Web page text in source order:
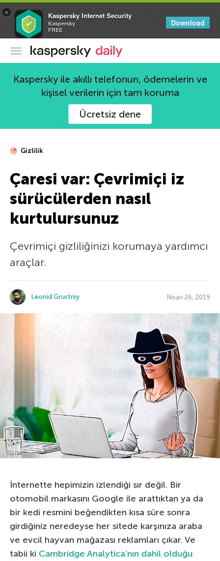
× Kaspersky Internet Security
Kaspersky
FREE
Download
Kaspersky Resmi Blogu
Kaspersky ile akıllı telefonun, ödemelerin ve
kişisel verilerin için tam koruma
Ücretsiz dene
Gizlilik
Çaresi var: Çevrimiçi iz
sürücülerden nasıl
kurtulursunuz
Çevrimiçi gizliliğinizi korumaya yardımcı
araçlar.
Leonid Grustniy Nisan 26, 2019
İnternette hepimizin izlendiği sır değil. Bir
otomobil markasını Google ile arattıktan ya da
bir kedi resmini beğendikten kısa süre sonra
girdiğiniz neredeyse her sitede karşınıza araba
ve evcil hayvan mağazası reklamları çıkar. Ve
tabii ki Cambridge Analytica’nın dahil olduğu